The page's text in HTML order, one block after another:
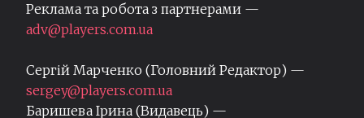
Реклама та робота з партнерами —
adv@players.com.ua
Сергій Марченко (Головний Редактор) —
sergey@players.com.ua
Баришева Ірина (Видавець) —